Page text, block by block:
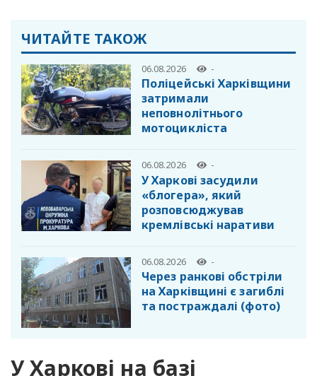
ЧИТАЙТЕ ТАКОЖ
06.08.2026 -
Поліцейські Харківщини
затримали
неповнолітнього
мотоцикліста
06.08.2026 -
У Харкові засудили
«блогера», який
розповсюджував
кремлівські наративи
06.08.2026 -
Через ранкові обстріли
на Харківщині є загиблі
та постраждалі (фото)
У Харкові на базі